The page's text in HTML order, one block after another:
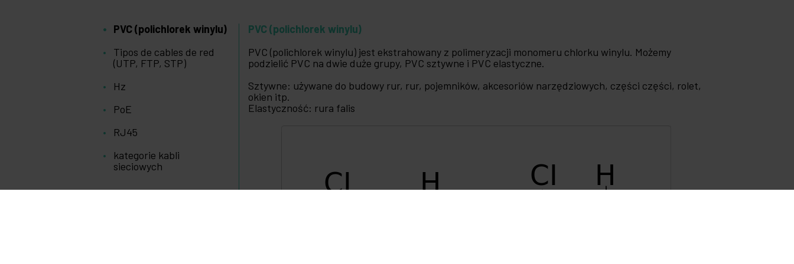
PVC (polichlorek winylu)
Tipos de cables de red
(UTP, FTP, STP)
Hz
PoE
RJ45
kategorie kabli
sieciowych
PVC (polichlorek winylu)
PVC (polichlorek winylu) jest ekstrahowany z polimeryzacji monomeru chlorku winylu. Możemy
podzielić PVC na dwie duże grupy, PVC sztywne i PVC elastyczne.
Sztywne: używane do budowy rur, rur, pojemników, akcesoriów narzędziowych, części części, rolet,
okien itp.
Elastyczność: rura falis